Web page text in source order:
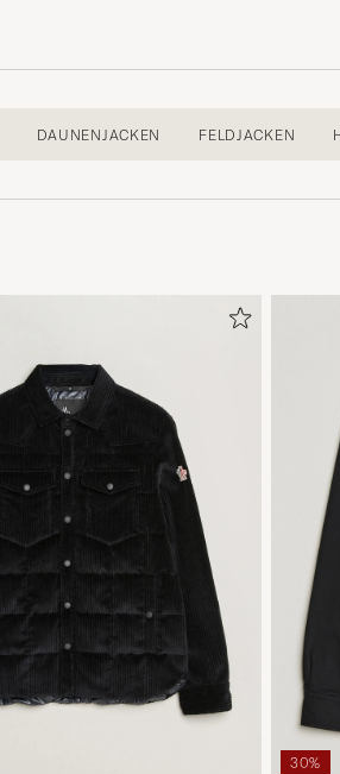
DAUNENJACKEN FELDJACKEN
30%